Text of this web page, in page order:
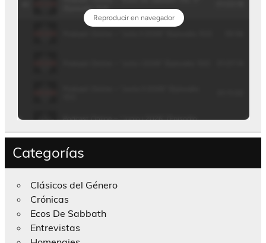
Categorías
Clásicos del Género
Crónicas
Ecos De Sabbath
Entrevistas